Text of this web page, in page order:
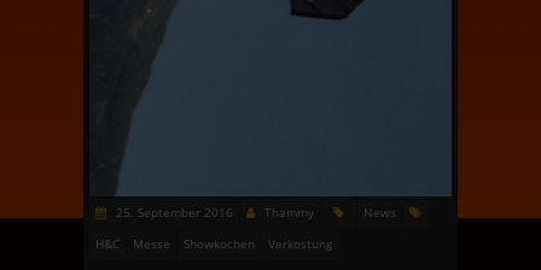
25. September 2016 Thammy
News
H&C
Messe Showkochen Verkostung